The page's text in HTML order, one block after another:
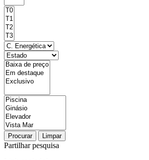
Procurar Limpar
Partilhar pesquisa